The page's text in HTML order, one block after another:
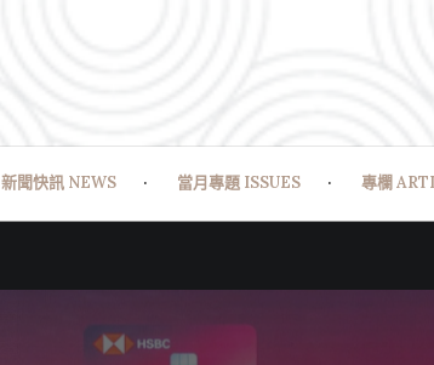
新聞快訊 NEWS 當月專題 ISSUES 專欄